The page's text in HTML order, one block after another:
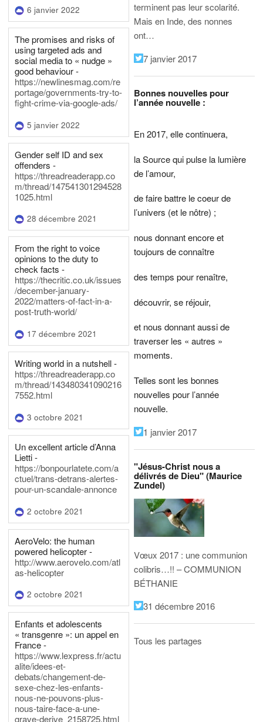
6 janvier 2022
The promises and risks of
using targeted ads and
social media to « nudge »
good behaviour -
https://newlinesmag.com/re
portage/governments-try-to-
fight-crime-via-google-ads/
5 janvier 2022
Gender self ID and sex
offenders -
https://threadreaderapp.co
m/thread/147541301294528
1025.html
28 décembre 2021
From the right to voice
opinions to the duty to
check facts -
https://thecritic.co.uk/issues
/december-january-
2022/matters-of-fact-in-a-
post-truth-world/
17 décembre 2021
Writing world in a nutshell -
https://threadreaderapp.co
m/thread/143480341090216
7552.html
3 octobre 2021
Un excellent article d’Anna
Lietti -
https://bonpourlatete.com/a
ctuel/trans-detrans-alertes-
pour-un-scandale-annonce
2 octobre 2021
AeroVelo: the human
powered helicopter -
http://www.aerovelo.com/atl
as-helicopter
2 octobre 2021
Enfants et adolescents
« transgenre »: un appel en
France -
https://www.lexpress.fr/actu
alite/idees-et-
debats/changement-de-
sexe-chez-les-enfants-
nous-ne-pouvons-plus-
nous-taire-face-a-une-
grave-derive_2158725.html
terminent pas leur scolarité.
Mais en Inde, des nonnes
ont…
7 janvier 2017
Bonnes nouvelles pour
l’année nouvelle :
En 2017, elle continuera,
la Source qui pulse la lumière
de l’amour,
de faire battre le coeur de
l’univers (et le nôtre) ;
nous donnant encore et
toujours de connaître
des temps pour renaître,
découvrir, se réjouir,
et nous donnant aussi de
traverser les « autres »
moments.
Telles sont les bonnes
nouvelles pour l’année
nouvelle.
1 janvier 2017
"Jésus-Christ nous a
délivrés de Dieu" (Maurice
Zundel)
Vœux 2017 : une communion
colibris…!! – COMMUNION
BÉTHANIE
31 décembre 2016
Tous les partages